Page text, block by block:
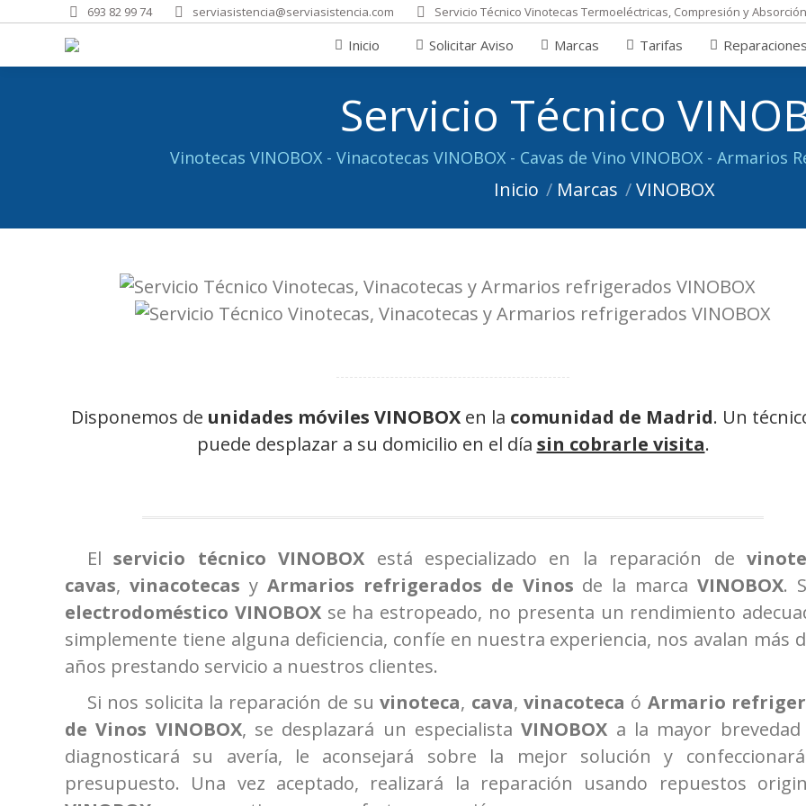
693 82 99 74 serviasistencia@serviasistencia.com Servicio Técnico Vinotecas Termoeléctricas, Compresión y Absorción
Inicio Solicitar Aviso Marcas Tarifas Reparaciones
Servicio Técnico
Vinotecas VINOBOX - Vinacotecas VINOBOX - Cavas de Vino VINOBOX - Armarios
Estás aquí:
Inicio
Marcas VINOBOX
Disponemos de unidades móviles VINOBOX en la comunidad de Madrid. Un
puede desplazar a su domicilio en el día sin cobrarle visita.
Elservicio técnico VINOBOX está especializado en la reparación de
cavas, vinacotecas y Armarios refrigerados de Vinos de la marcaVINOBOX.
electrodoméstico VINOBOX se ha estropeado, no presenta un rendimiento
simplemente tiene alguna deficiencia, confíe en nuestra experiencia, nos avalan más
años prestando servicio a nuestros clientes.
Si nos solicita la reparación de suvinoteca, cava,vinacoteca ó Armario
de Vinos VINOBOX, se desplazará un especialistaVINOBOX a la mayor brevedad
diagnosticará su avería, le aconsejará sobre la mejor solución y
presupuesto. Una vez aceptado, realizará la reparación usando repuestos